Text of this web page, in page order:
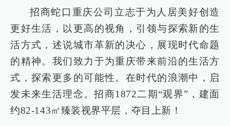
招商蛇口重庆公司立志于为人居美好创造
更好生活，以更高的视角，引领与探索新的生
活方式，述说城市革新的决心，展现时代命题
的精神。我们致力于为重庆带来前沿的生活方
式，探索更多的可能性。在时代的浪潮中，启
发未来生活理念。招商1872二期“观界”，建面
约82-143㎡臻装视界平层，夺目上新！